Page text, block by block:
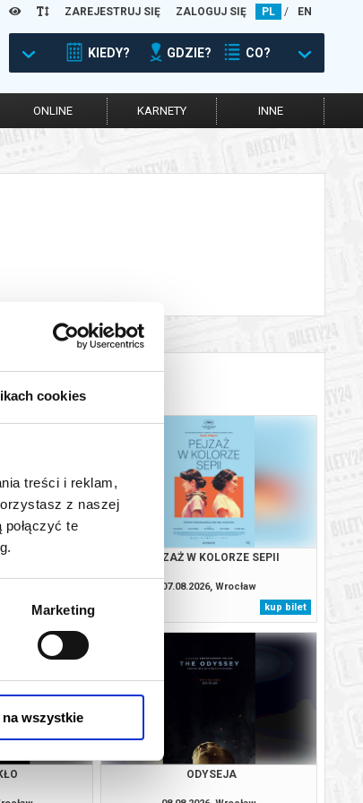
cookies
treści i reklam,
z naszej
te
Marketing
wszystkie
ZAREJESTRUJ SIĘ ZALOGUJ SIĘ PL / EN
KIEDY? GDZIE? CO?
ONLINE KARNETY INNE
kup bilet
PEJZAŻ W KOLORZE SEPII
07.08.2026, Wrocław
kup bilet
ODYSEJA